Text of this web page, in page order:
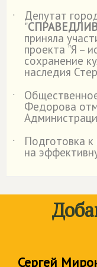
˙
Депутат
"
приняла
проекта "Я –
сохранение
наследия
˙
Федорова
˙
Подготовка к
на
Сергей